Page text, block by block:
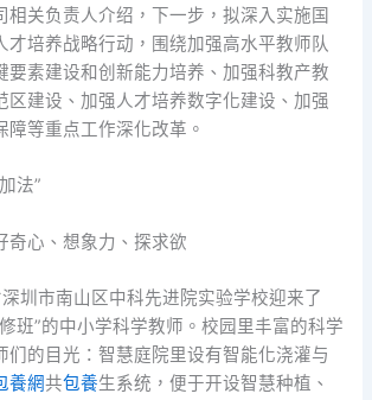
相关负责人介绍，下一步，拟深入实施国
才培养战略行动，围绕加强高水平教师队
要素建设和创新能力培养、加强科教产教
区建设、加强人才培养数字化建设、加强
障等重点工作深化改革。
法”
奇心、想象力、探求欲
圳市南山区中科先进院实验学校迎来了
班”的中小学科学教师。校园里丰富的科学
们的目光：智慧庭院里设有智能化浇灌与
養網共包養生系统，便于开设智慧种植、